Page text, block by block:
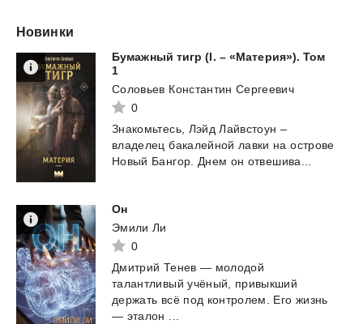
Новинки
Бумажный тигр (I. – «Материя»). Том
1
Соловьев Константин Сергеевич
0
Знакомьтесь, Лэйд Лайвстоун –
владелец бакалейной лавки на острове
Новый Бангор. Днем он отвешива...
Он
Эмили Ли
0
Дмитрий Тенев — молодой
талантливый учёный, привыкший
держать всё под контролем. Его жизнь
— эталон ...